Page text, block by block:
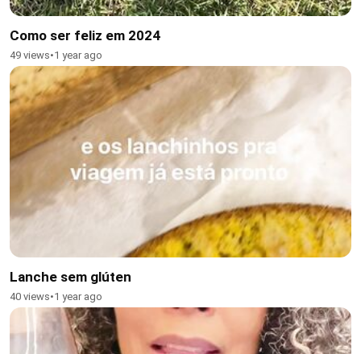
Como ser feliz em 2024
49 views•1 year ago
Lanche sem glúten
40 views•1 year ago